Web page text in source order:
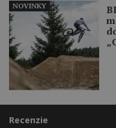
NOVINKY
Recenzie